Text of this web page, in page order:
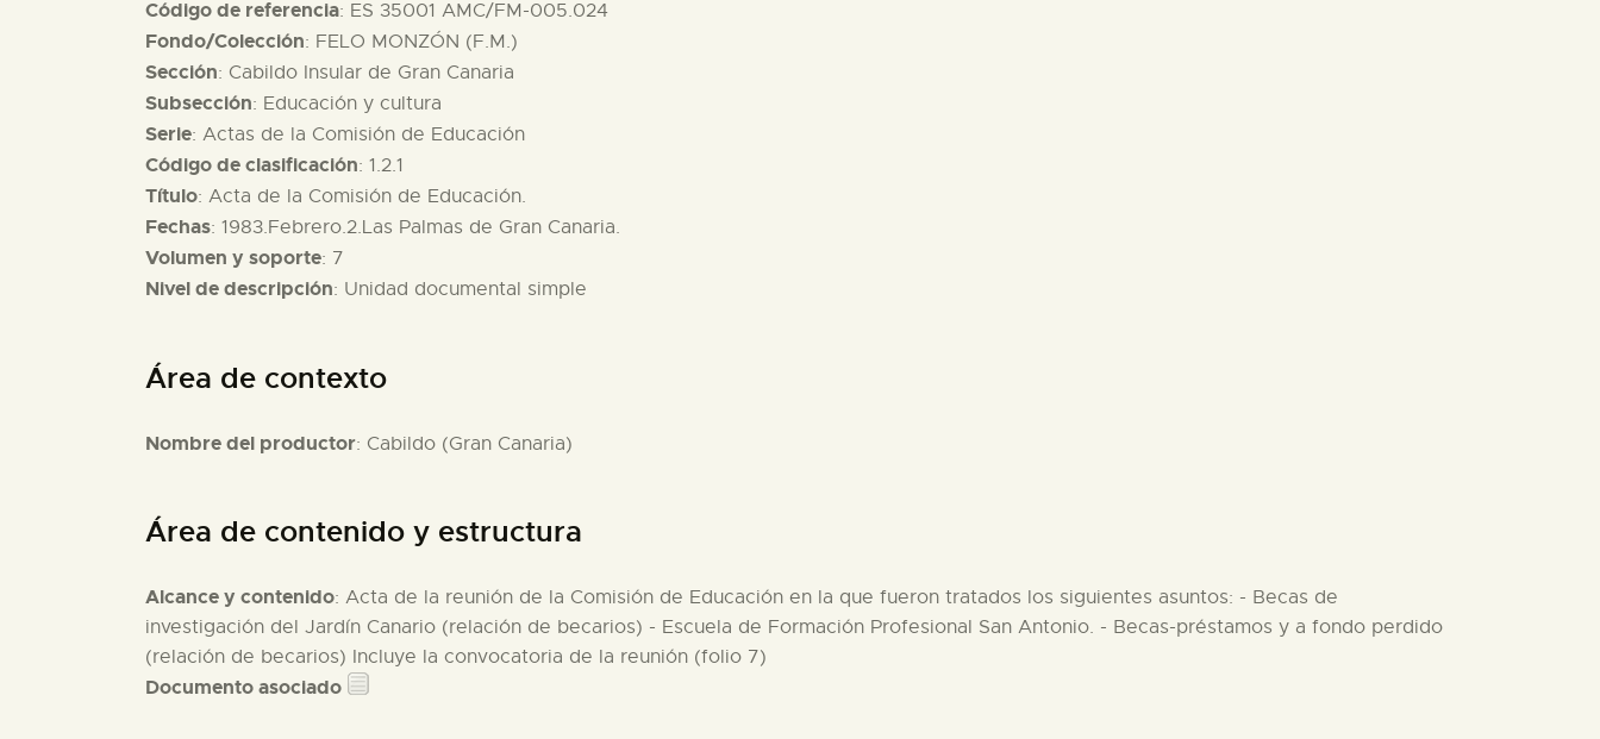
Código de referencia: ES 35001 AMC/FM-005.024
Fondo/Colección: FELO MONZÓN (F.M.)
Sección: Cabildo Insular de Gran Canaria
Subsección: Educación y cultura
Serie: Actas de la Comisión de Educación
Código de clasificación: 1.2.1
Título: Acta de la Comisión de Educación.
Fechas: 1983.Febrero.2.Las Palmas de Gran Canaria.
Volumen y soporte: 7
Nivel de descripción: Unidad documental simple
Área de contexto
Nombre del productor: Cabildo (Gran Canaria)
Área de contenido y estructura
Alcance y contenido: Acta de la reunión de la Comisión de Educación en la que fueron tratados los siguientes asuntos: - Becas de
investigación del Jardín Canario (relación de becarios) - Escuela de Formación Profesional San Antonio. - Becas-préstamos y a fondo perdido
(relación de becarios) Incluye la convocatoria de la reunión (folio 7)
Documento asociado